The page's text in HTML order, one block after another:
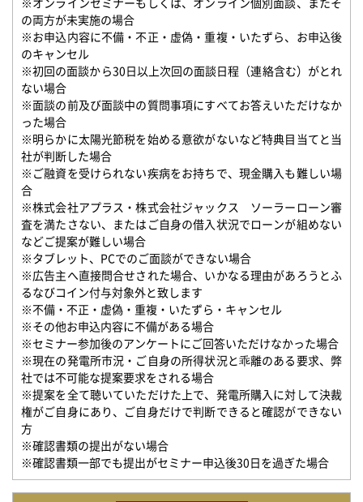
の両方が未実施の場合
※お申込内容に不備・不正・虚偽・重複・いたずら、お申込後
のキャンセル
※初回の面談から30日以上次回の面談日程（連絡含む）がとれ
ない場合
※面談の前及び面談中の質問事項にすべてお答えいただけなか
った場合
※明らかに太陽光節税を始める意欲がないなど特典目当てと当
社が判断した場合
※ご融資を受けられない疾病をお持ちで、現金購入も難しい場
合
※株式会社アプラス・株式会社ジャックス ソーラーローン審
査を満たさない、またはご自身の借入状況でローンが組めない
などご提案が難しい場合
※タブレット、PCでのご面談ができない場合
※広告主へ直接問合せされた場合、いかなる理由があろうとふ
るなびコイン付与対象外と致します
※不備・不正・虚偽・重複・いたずら・キャンセル
※その他お申込内容に不備がある場合
※セミナー参加後のアンケートにご回答いただけなかった場合
※現在の発電所市況・ご自身の所得状況と乖離のある要求、弊
社では不可能な提案要求をされる場合
※提案を全て聴いていただけた上で、発電所購入に対して決裁
権がご自身にあり、ご自身だけで判断できると確認ができない
方
※確認書類の提出がない場合
※確認書類一部でも提出がセミナー申込後30日を過ぎた場合